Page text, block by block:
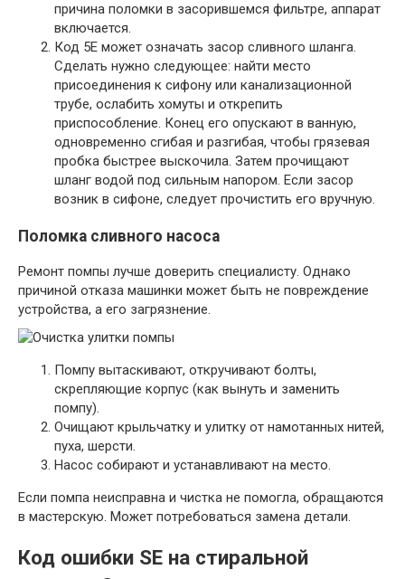
причина поломки в засорившемся фильтре, аппарат
включается.
Код 5E может означать засор сливного шланга.
Сделать нужно следующее: найти место
присоединения к сифону или канализационной
трубе, ослабить хомуты и открепить
приспособление. Конец его опускают в ванную,
одновременно сгибая и разгибая, чтобы грязевая
пробка быстрее выскочила. Затем прочищают
шланг водой под сильным напором. Если засор
возник в сифоне, следует прочистить его вручную.
Поломка сливного насоса
Ремонт помпы лучше доверить специалисту. Однако
причиной отказа машинки может быть не повреждение
устройства, а его загрязнение.
Помпу вытаскивают, откручивают болты,
скрепляющие корпус (как вынуть и заменить
помпу).
Очищают крыльчатку и улитку от намотанных нитей,
пуха, шерсти.
Насос собирают и устанавливают на место.
Если помпа неисправна и чистка не помогла, обращаются
в мастерскую. Может потребоваться замена детали.
Код ошибки SE на стиральной